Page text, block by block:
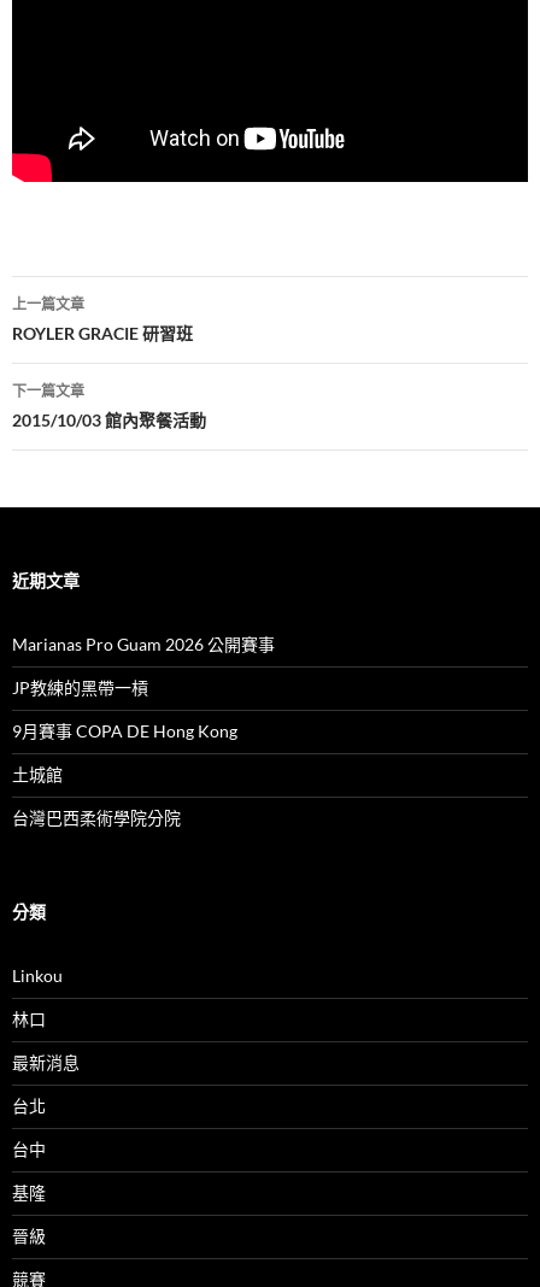
文
章
導
覽
上一篇文章
ROYLER GRACIE 研習班
下一篇文章
2015/10/03 館內聚餐活動
近期文章
Marianas Pro Guam 2026 公開賽事
JP教練的黑帶一槓
9月賽事 COPA DE Hong Kong
土城館
台灣巴西柔術學院分院
分類
Linkou
林口
最新消息
台北
台中
基隆
晉級
競賽